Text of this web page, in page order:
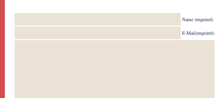
Name (required)
E-Mail(required)